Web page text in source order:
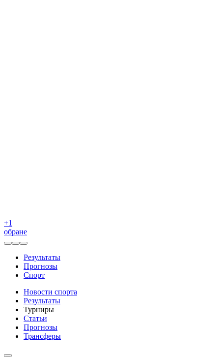
+1
обране
Результаты
Прогнозы
Спорт
Новости спорта
Результаты
Турниры
Статьи
Прогнозы
Трансферы